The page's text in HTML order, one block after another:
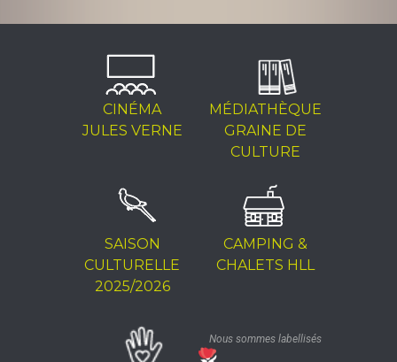
CINÉMA
JULES VERNE
MÉDIATHÈQUE
GRAINE DE
CULTURE
SAISON
CULTURELLE
2025/2026
CAMPING &
CHALETS HLL
Nous sommes labellisés